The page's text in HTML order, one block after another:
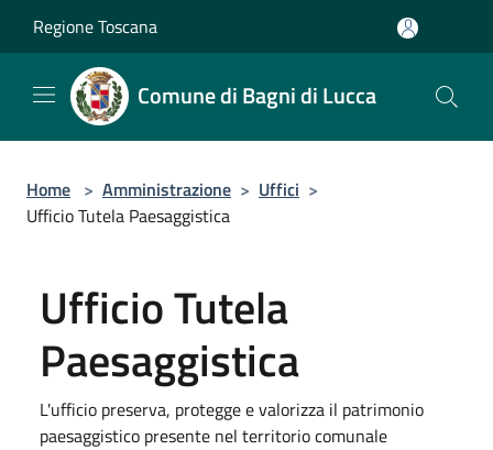
Regione Toscana
Comune di Bagni di Lucca
Home > Amministrazione > Uffici >
Ufficio Tutela Paesaggistica
Ufficio Tutela
Paesaggistica
L'ufficio preserva, protegge e valorizza il patrimonio
paesaggistico presente nel territorio comunale